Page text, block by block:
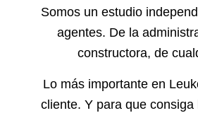
Somos un estudio
agentes. De la
constructora, de
Lo más importante en
cliente. Y para que consiga